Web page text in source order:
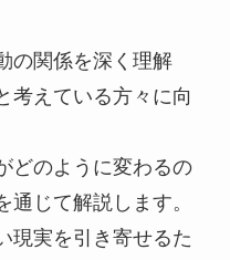
の関係を深く理解
考えている方々に向
どのように変わるの
じて解説します。
現実を引き寄せるた